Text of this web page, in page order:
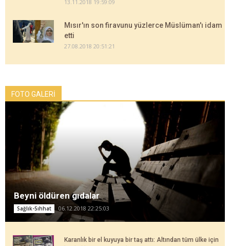
13.11.2018 19:59:09
Mısır'ın son firavunu yüzlerce Müslüman'ı idam
etti
27.08.2018 20:51:21
FOTO GALERİ
Beyni öldüren gıdalar
Sağlık-Sıhhat 06.12.2018 22:25:03
Karanlık bir el kuyuya bir taş attı: Altından tüm ülke için